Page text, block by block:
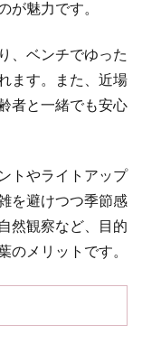
が魅力です。
、ベンチでゆった
ます。また、近場
者と一緒でも安心
トやライトアップ
を避けつつ季節感
然観察など、目的
のメリットです。